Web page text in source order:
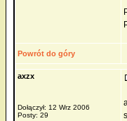
Powrót do góry
axzx
Dołączył: 12 Wrz 2006
Posty: 29